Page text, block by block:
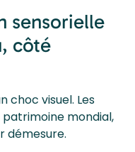
sensorielle
côté
choc visuel. Les
patrimoine mondial,
démesure.